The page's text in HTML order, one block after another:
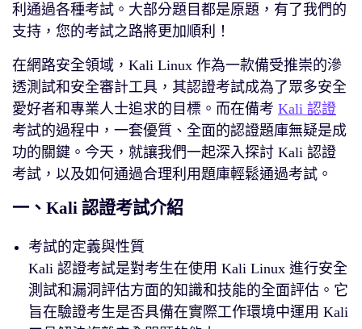
利通過各種考試。大部分題目都是原題，有了我們的
支持，您的考試之路將更加順利！
在網路安全領域，Kali Linux 作為一款備受推崇的滲
透測試和安全審計工具，其認證考試成為了眾多安全
愛好者和專業人士追求的目標。而在備考 Kali 認證
考試的過程中，一套優質、全面的認證題庫無疑是成
功的關鍵。今天，就讓我們一起深入探討 Kali 認證
考試，以及如何通過合理利用題庫輕鬆通過考試。
一、Kali 認證考試介紹
考試的定義與性質
Kali 認證考試是對考生在使用 Kali Linux 進行安全
測試和漏洞評估方面的知識和技能的全面評估。它
旨在驗證考生是否具備在實際工作環境中運用 Kali